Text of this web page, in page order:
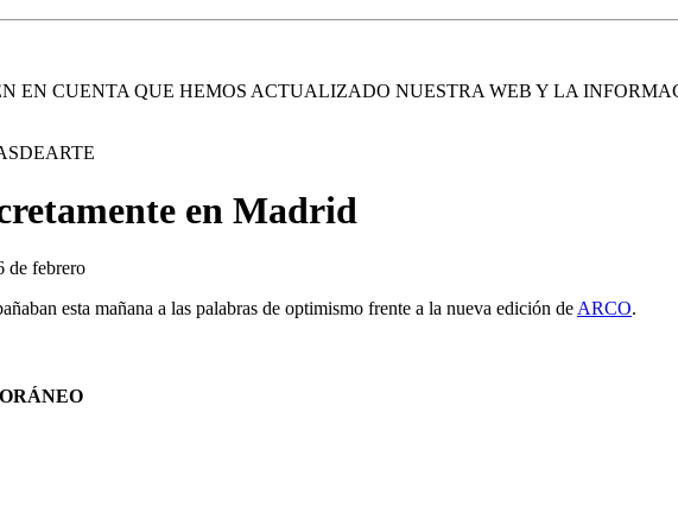
EN CUENTA QUE HEMOS ACTUALIZADO NUESTRA WEB Y LA
en Madrid
de febrero
esta mañana a las palabras de optimismo frente a la nueva edición deARCO.